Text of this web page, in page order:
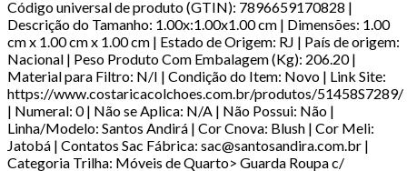
Código universal de produto (GTIN): 7896659170828 |
Descrição do Tamanho: 1.00x:1.00x1.00 cm | Dimensões: 1.00
cm x 1.00 cm x 1.00 cm | Estado de Origem: RJ | País de origem:
Nacional | Peso Produto Com Embalagem (Kg): 206.20 |
Material para Filtro: N/I | Condição do Item: Novo | Link Site:
https://www.costaricacolchoes.com.br/produtos/51458S7289/
| Numeral: 0 | Não se Aplica: N/A | Não Possui: Não |
Linha/Modelo: Santos Andirá | Cor Cnova: Blush | Cor Meli:
Jatobá | Contatos Sac Fábrica: sac@santosandira.com.br |
Categoria Trilha: Móveis de Quarto> Guarda Roupa c/